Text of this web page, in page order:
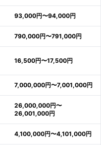
93,000円〜94,000円
790,000円〜791,000円
16,500円〜17,500円
7,000,000円〜7,001,000円
26,000,000円〜
26,001,000円
4,100,000円〜4,101,000円